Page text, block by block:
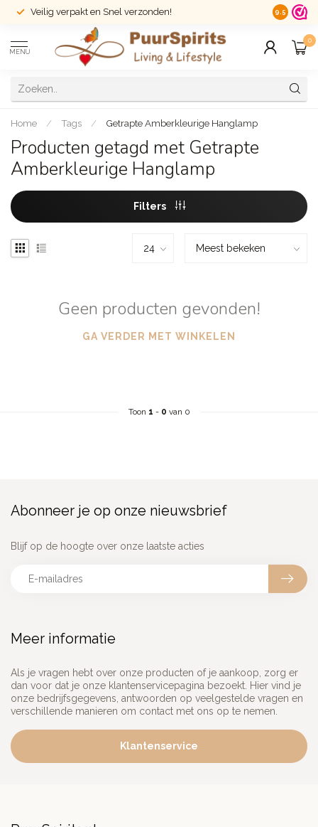
Veilig verpakt en Snel verzonden! 14 dagen
9.5
MENU
0
Home / Tags / Getrapte Amberkleurige Hanglamp
Producten getagd met Getrapte
Amberkleurige Hanglamp
Filters
Geen producten gevonden!
GA VERDER MET WINKELEN
Toon 1 - 0 van 0
Meer informatie
Als je vragen hebt over onze producten of je aankoop, zorg er
dan voor dat je onze klantenservicepagina bezoekt. Hier vind je
onze bedrijfsgegevens, antwoorden op veelgestelde vragen en
verschillende manieren om contact met ons op te nemen.
Klantenservice
Abonneer je op onze nieuwsbrief
Blijf op de hoogte over onze laatste acties